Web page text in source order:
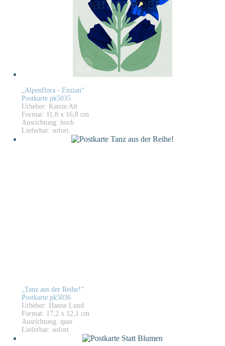
„Alpenflora - Enzian“
Postkarte pk5035
Urheber: Katrin Alt
Format: 11,8 x 16,8 cm
Ausrichtung: hoch
Lieferbar: sofort
„Tanz aus der Reihe!“
Postkarte pk5036
Urheber: Hanne Lund
Format: 17,2 x 12,1 cm
Ausrichtung: quer
Lieferbar: sofort